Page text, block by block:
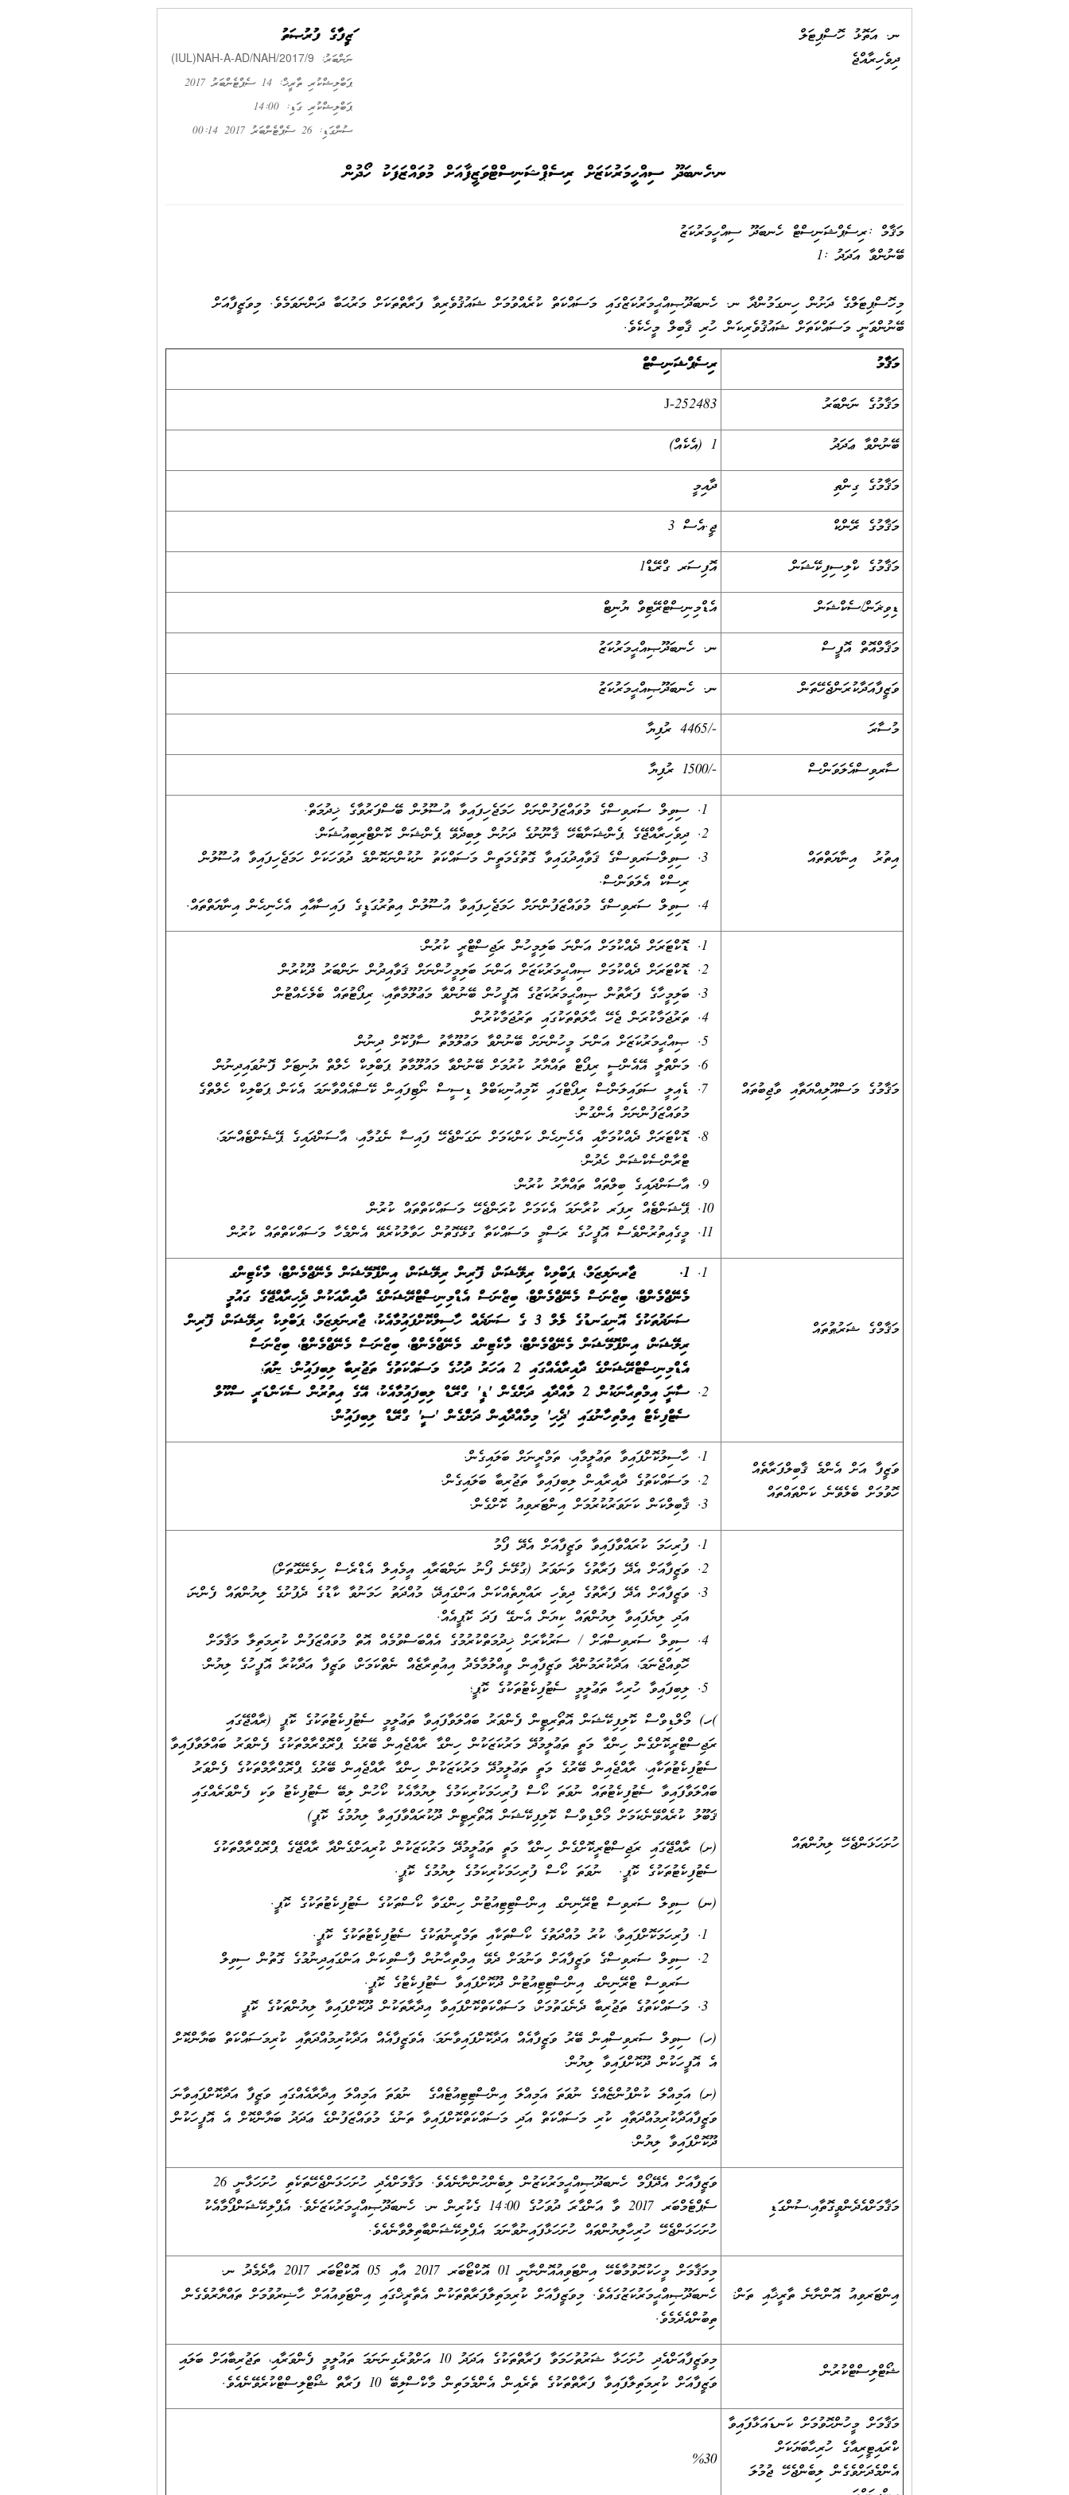
ވަޒީފާގެ ފުރުޞަތު
ނަންބަރު: (IUL)NAH-A-AD/NAH/2017/9
ޕަބްލިޝްކުރި ތާރީޚް: 14 ސެޕްޓެންބަރު 2017
ޕަބްލިޝްކުރި ގަޑި: 14:00
ސުންގަޑި: 26 ސެޕްޓެންބަރު 2017 00:14
ނ. އަތޮޅު ހޮސްޕިޓަލް
ދިވެހިރާއްޖެ
ނ.ހެނބަދޫ ސިއްހީމަރުކަޒަށް ރިސެޕްޝަނިސްޓްވަޒީފާއަށް މުވައްޒަފަކު ހޯދުން
މަޤާމް :ރިސެޕްޝަނިސްޓް ހެނބަދޫ ސިއްހީމަރުކަޒު
ބޭނުންވާ އަދަދު :1
މިހޮސްޕިޓަލްގެ ދަށުން ހިނގަމުންދާ ނ. ހެނބަދޫޞިއްޙީމަރުކަޒްގައި މަސައްކަތް ކުރެއްވުމަށް ޝައުޤުވެރިވާ ފަރާތްތަކަށް މަރުޙަބާ ދަންނަވަމެވެ. މިވަޒީފާއަށް
ބޭނުންވަނީ މަސައްކަތަށް ޝައުޤުވެރިކަން ހުރި ޤާބިލް މީހެކެވެ.
މަޤާމު
ރިސެޕްޝަނިސްޓް
މަޤާމުގެ ނަންބަރު
J-252483
ބޭނުންވާ ޢަދަދު
1 (އެކެއް)
މަޤާމުގެ ގިންތި
ދާއިމީ
މަޤާމުގެ ރޭންކް
ޖީ.އެސް 3
މަޤާމުގެ ކްލިސިފިކޭޝަން
އޮފިސަރ ގްރޭޑް1
ޑިވިޜަން/ސެކްޝަން
އެޑްމިނިސްޓްރޭޓިވް ޔުނިޓް
މަޤާމްއޮތް އޮފީސް
ނ. ހެނބަދޫޞިއްޙީމަރުކަޒު
ވަޒީފާއަދާކުރަންޖެހޭތަން
ނ. ހެނބަދޫޞިއްޙީމަރުކަޒު
މުސާރަ
-/4465 ރުފިޔާ
ސާރވިސްއެލަވަންސް
-/1500 ރުފިޔާ
އިތުރު އިނާޔަތްތައް
ސިވިލް ސަރވިސްގެ މުވައްޒަފުންނަށް ހަމަޖެހިފައިވާ އުސޫލުން ބޭސްފަރުވާގެ ޚިދުމަތް.
ދިވެހިރާއްޖޭގެ ޕެންޝަނާބެހޭ ޤާނޫނުގެ ދަށުން ލިބިދެވޭ ޕެންޝަން ކޮންޓްރިބިއުޝަން.
ސިވިލްސަރވިސްގެ ޤަވާއިދުގައިވާ ގޮތުގެމަތީން މަސައްކަތު ނުކުންނަކޮންމެ ދުވަހަކަށް ހަމަޖެހިފައިވާ އުސޫލުން
ރިސްކް އެލަވަންސް.
ސިވިލް ސަރވިސްގެ މުވައްޒަފުންނަށް ހަމަޖެހިފައިވާ އުސޫލުން އިތުރުގަޑީގެ ފައިސާއާއި އެހެނިހެން އިނާޔަތްތައް.
މަޤާމުގެ މަސްއޫލިއްޔަތާއި ވާޖިބުތައް
ޑޮކްޓަރަށް ދެއްކުމަށް އަންނަ ބަލިމީހުން ރަޖިސްޓްރީ ކުރުން.
ޑޮކްޓަރަށް ދެއްކުމަށް ޞިއްޙީމަރުކަޒަށް އަންނަ ބަލިމީހުންނަށް ޤަވާއިދުން ނަންބަރު ދޫކުރުން
ބަލިމީހާގެ ފަރާތުން ޞިއްޙީމަރުކަޒުގެ އޮފީހުން ބޭނުންވާ މަޢުލޫމާތާއި، ރިޕޯޓުތައް ބެލެހެއްޓުން
ތަރުޖަމާކުރަން ޖެހޭ ޙާލަތްތަކުގައި ތަރުޖަމާކުރުން
ޞިއްޙީމަރުކަޒަށް އަންނަ މީހުންނަށް ބޭނުންވާ މަޢުލޫމާތު ސާފުކޮށް ދިނުން
މަންތްލީ އޭއެންސީ ރިޕޯޓް ތައްޔާރު ކުރުމަށް ބޭނުންވާ މައުލޫމާތު ޕަބްލިކް ހެލްތް ޔުނިޓަށް ފޮނުވައިދިނުން
ޑެއިލީ ސަވައިލަންސް ރިޕޯޓްގައި ކޮމިއުނިކަބްލް ޑިސީސް ނޯޓިފައިން ކޭސްއެއްވާނަމަ އެކަން ޕަބްލިކް ހެލްތްގެ
މުވައްޒަފުންނަށް އެންގުން.
ޑޮކްޓަރަށް ދެއްކުމަށާއި އެހެނިހެން ކަންކަމަށް ނަގަންޖެހޭ ފައިސާ ނެގުމާއި، އާސަންދައިގެ ޕޭޝެންޓެއްނަމަ،
ޓްރާންސެކްޝަން ހެދުން.
އާސަންދައިގެ ބިލްތައް ތައްޔާރު ކުރުން.
ޕޭޝަންޓެއް ރިފަރ ކުރާނަމަ އެކަމަށް ކުރަންޖެހޭ މަސައްކަތްތައް ކުރުން
މީގެއިތުރުންވެސް އޮފީހުގެ ރަސްމީ މަސައްކަތާ ގުޅޭގޮތުން ހަވާލުކުރެވޭ އެންމެހާ މަސައްކަތްތައް ކުރުން
މަޤާމްގެ ޝަރުޠުތައް
1.
ޖާރނަލިޒަމް، ޕަބްލިކް ރިލޭޝަން، ފޮރިން ރިލޭޝަން، އިންފޮމޭޝަން މެނޭޖްމެންޓް، މާކެޓިންގ
މެނޭޖްމެންޓް، ބިޒްނަސް މެނޭޖްމެންޓް، ބިޒްނަސް އެޑްމިނިސްޓްރޭޝަންގެ ދާއިރާއަކުން ދިވެހިރާއްޖޭގެ ގައުމީ
ސަނަދުތަކުގެ އޮނިގަނޑުގެ ލެވެލް3 ގެ ސަނަދެއް ހާސިލްކޮށްފައިވުމާއެކު، ޖާރނަލިޒަމް، ޕަބްލިކް ރިލޭޝަން، ފޮރިން
ރިލޭޝަން، އިންފޮމޭޝަން މެނޭޖްމެންޓް، މާކެޓިންގ މެނޭޖްމެންޓް، ބިޒްނަސް މެނޭޖްމެންޓް، ބިޒްނަސް
އެޑްމިނިސްޓްރޭޝަންގެ ދާއިރާއެއްގައި 2 އަހަރު ދުވަހުގެ މަސައްކަތުގެ ތަޖުރިބާ ލިބިފައިވުން.
ނުވަތަ،
ސާނަވީ އިމްތިޙާނަކުން 2 މާއްދާއި ދަށްވެގެން 'ޑީ' ގްރޭޑް ލިބިފައިވުމާއެކު، އޭގެ އިތުރުން ސެކަންޑަރީ ސްކޫލް
ސެޓްފިކެޓް އިމްތިހާނުގައި 'ދިވެހި' މިމާއްދާއިން ދަށްވެގެން 'ސީ' ގްރޭޑް ލިބިފައިވުން.
ވަޒީފާ އަށް އެންމެ ޤާބިލްފަރާތެއް
ހޮވުމަށް ބެލެވޭނެ ކަންތައްތައް
ހާސިލުކޮށްފައިވާ ތަޢުލީމާއި، ތަމްރީނަށް ބަލައިގެން.
މަސައްކަތުގެ ދާއިރާއިން ލިބިފައިވާ ތަޖުރިބާ ބަލައިގެން.
ޤާބިލްކަން ކަށަވަރުކުރުމަށް އިންޓަރވިއު ކޮށްގެން.
ހުށަހަޅަންޖެހޭ ލިޔުންތައް
ފުރިހަމަ ކުރައްވާފައިވާ ވަޒީފާއަށް އެދޭ ފޯމު
ވަޒީފާއަށް އެދޭ ފަރާތުގެ ވަނަވަރު (ގުޅޭނެ ފޯނު ނަންބަރާއި އީމެއިލް އެޑްރެސް ހިމެނޭގޮތަށް)
ވަޒީފާއަށް އެދޭ ފަރާތުގެ ދިވެހި ރައްޔިތެއްކަން އަންގައިދޭ، މުއްދަތު ހަމަނުވާ ކާޑުގެ ދެފުށުގެ ލިޔުންތައް ފެންނަ،
އަދި ލިޔެފައިވާ ލިޔުންތައް ކިޔަން އެނގޭ ފަދަ ކޮޕީއެއް.
ސިވިލް ސަރވިސްއަށް / ސަރުކާރަށް ޚިދުމަތްކުރުމުގެ އެއްބަސްވުމެއް އޮތް މުވައްޒަފުން ކުރިމަތިލާ މަޤާމަށް
ހޮވިއްޖެނަމަ، އަދާކުރަމުންދާ ވަޒީފާއިން ވީއްލުމާމެދު އިއުތިރާޒެއް ނެތްކަމަށް، ވަޒީފާ އަދާކުރާ އޮފީހުގެ ލިޔުން.
ލިބިފައިވާ ހުރިހާ ތަޢުލީމީ ސެޓުފިކެޓުތަކުގެ ކޮޕީ؛
)ހ) މޯލްޑިވްސް ކޮލިފިކޭޝަން އޮތޯރިޓީން ފެންވަރު ބައްލަވާފައިވާ ތަޢުލީމީ ސެޓުފިކެޓުތަކުގެ ކޮޕީ (ރާއްޖޭގައި
ރަޖިސްޓްރީކޮށްގެން ހިންގާ މަތީ ތަޢުލީމުދޭ މަރުކަޒަކުން ހިންގާ ރާއްޖެއިން ބޭރުގެ ޕްރޮގްރާމްތަކުގެ ފެންވަރު ބައްލަވާފައިވާ
ސެޓުފިކެޓުތަކާއި، ރާއްޖެއިން ބޭރުގެ މަތީ ތަޢުލީމުދޭ މަރުކަޒަކުން ހިންގާ ރާއްޖެއިން ބޭރުގެ ޕްރޮގްރާމްތަކުގެ ފެންވަރު
ބައްލަވާފައިވާ ސެޓުފިކެޓުތައް ނުވަތަ ކޯސް ފުރިހަމަކުރިކަމުގެ ލިޔުމާއެކު ކޯހުން ލިބޭ ސެޓުފިކެޓު ވަކި ފެންވަރެއްގައި
ޤަބޫލު ކުރެއްވޭނެކަމަށް މޯލްޑިވްސް ކޮލިފިކޭޝަން އޮތޯރިޓީން ދޫކުރައްވާފައިވާ ލިޔުމުގެ ކޮޕީ)
(ށ) ރާއްޖޭގައި ރަޖިސްޓްރީކޮށްގެން ހިންގާ މަތީ ތަޢުލީމުދޭ މަރުކަޒަކުން ކުރިއަށްގެންދާ ރާއްޖޭގެ ޕްރޮގްރާމްތަކުގެ
ސެޓުފިކެޓުތަކުގެ ކޮޕީ. ނުވަތަ ކޯސް ފުރިހަމަކުރިކަމުގެ ލިޔުމުގެ ކޮޕީ.
(ނ) ސިވިލް ސަރވިސް ޓްރޭނިންގ އިންސްޓިޓިއުޓުން ހިންގަވާ ކޯސްތަކުގެ ސެޓުފިކެޓުތަކުގެ ކޮޕީ.
ފުރިހަމަކޮށްފައިވާ، ކުރު މުއްދަތުގެ ކޯސްތަކާއި ތަމްރީނުތަކުގެ ސެޓުފިކެޓުތަކުގެ ކޮޕީ.
ސިވިލް ސަރވިސްގެ ވަޒީފާއަށް ވަނުމަށް ދެވޭ އިމްތިޙާނުން ފާސްވިކަން އަންގައިދިނުމުގެ ގޮތުން ސިވިލް
ސަރވިސް ޓްރޭނިންގ އިންސްޓިޓިއުޓުން ދޫކޮށްފައިވާ ސެޓުފިކެޓުގެ ކޮޕީ.
މަސައްކަތުގެ ތަޖުރިބާ ދެނެގަތުމަށް، މަސައްކަތްކޮށްފައިވާ އިދާރާތަކުން ދޫކޮށްފައިވާ ލިޔުންތަކުގެ ކޮޕީ
(ހ) ސިވިލް ސަރވިސްއިން ބޭރު ވަޒީފާއެއް އަދާކޮށްފައިވާނަމަ، އެވަޒީފާއެއް އަދާކުރިމުއްދަތާއި ކުރިމަސައްކަތް ބަޔާންކޮށް
އެ އޮފީހަކުން ދޫކޮށްފައިވާ ލިޔުން.
(ށ) އަމިއްލަ ކުންފުންޏެއްގެ ނުވަތަ އަމިއްލަ އިންސްޓިޓިއުޓެއްގެ ނުވަތަ އަމިއްލަ އިދާރާއެއްގައި ވަޒީފާ އަދާކޮށްފައިވާނަ
ވަޒީފާއަދާކުރިމުއްދަތާއި ކުރި މަސައްކަތް އަދި މަސައްކަތްކޮށްފައިވާ ތަނުގެ މުވައްޒަފުންގެ ޢަދަދު ބަޔާންކޮށް އެ އޮފީހަކުން
ދޫކޮށްފައިވާ ލިޔުން.
މަޤާމަށްއެދެންވީގޮތާއި،ސުންގަޑި
ވަޒީފާއަށް އެދޭފޯމް ހެނބަދޫޞިއްޙީމަރުކަޒުން ލިބެންހުންނާނެއެވެ. މަޤާމަށްއެދި ހުށަހަޅަންޖެހޭތަކެތި ހުށަހަޅާނީ 26
ސެޕްޓެމްބަރ 2017 ވާ އަންގާރަ ދުވަހުގެ 14:00 ގެކުރިން ނ. ހެނބަދޫޞިއްޙީމަރުކަޒަށެވެ. އެޕްލިކޭޝަންފޯމާއެކު
ހުށަހަޅަންޖެހޭ ހުރިހާލިޔުންތައް ހުށަހަޅާފައިނުވާނަމަ އެޕްލިކޭޝަންބާތިލްވާނެއެވެ.
އިންޓަރވިއު އޮންނާނެ ތާރީޚާއި ތަން:
މިމަޤާމަށް މީހަކުހޮވުމާބެހޭ އިންޓަވިއުއޮންނާނީ 01 އޮކްޓޯބަރ 2017 އާއި 05 އޮކްޓޯބަރ 2017 އާދެމެދު ނ.
ހެނބަދޫޞިއްޙީމަރުކަޒުގައެވެ. މިވަޒީފާއަށް ކުރިމަތިލާފަރާތްތަކުން އެތާރީޚްގައި އިންޓަވިއުއަށް ހާޟިރުވުމަށް ތައްޔާރުވެގެން
ތިބުންއެދެމެވެ.
ޝޯޓްލިސްޓްކުރުން
މިވަޒީފާއަށްއެދި ހުށަހަޅާ ޝަރުތުހަމަވާ ފަރާތްތަކުގެ އަދަދު 10 އަށްވުރެގިނަނަމަ ތައުލީމީ ފެންވަރާއި، ތަޖުރިބާއަށް ބަލައި
ވަޒީފާއަށް ކުރިމަތިލާފައިވާ ފަރާތްތަކުގެ ތެރެއިން އެންމެމަތިން މާކްސްލިބޭ 10 ފަރާތް ޝޯޓްލިސްޓްކުރެވޭނެއެވެ.
މަޤާމަށް މީހުންހޮވުމަށް ކަނޑައަޅާފައިވާ
ކްރައިޓީރިއާގެ ހުރިހާބަޔަކަށް
އެންމެދަށްވެގެން ލިބެންޖެހޭ ޖުމުލަ
%30